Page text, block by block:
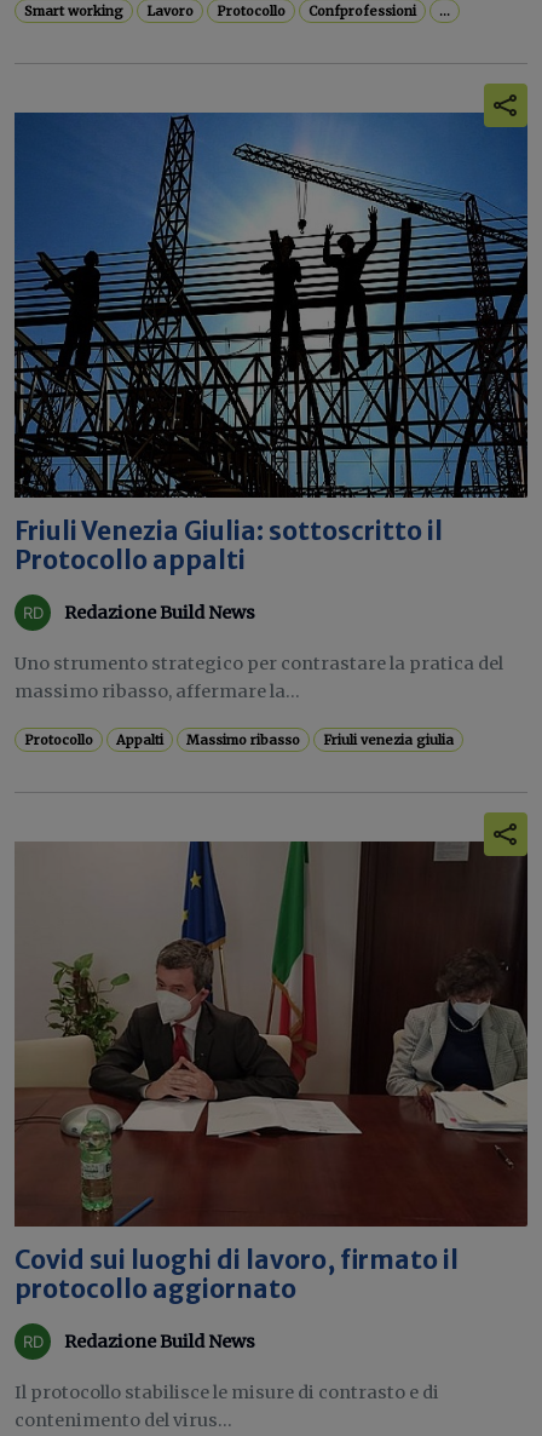
Smart working Lavoro Protocollo Confprofessioni ...
Friuli Venezia Giulia: sottoscritto il
Protocollo appalti
Redazione Build News
Uno strumento strategico per contrastare la pratica del
massimo ribasso, affermare la...
Protocollo Appalti Massimo ribasso Friuli venezia giulia
Covid sui luoghi di lavoro, firmato il
protocollo aggiornato
Redazione Build News
Il protocollo stabilisce le misure di contrasto e di
contenimento del virus...